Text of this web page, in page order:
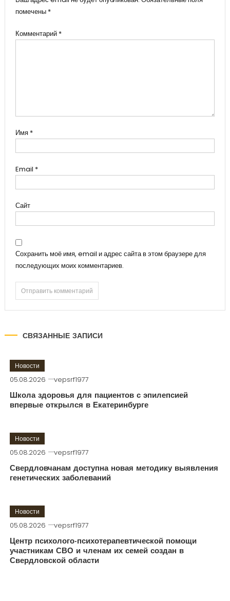
помечены *
Комментарий *
Имя *
Email *
Сайт
Сохранить моё имя, email и адрес сайта в этом браузере для
последующих моих комментариев.
СВЯЗАННЫЕ ЗАПИСИ
Новости
05.08.2026 vepsrf1977
Школа здоровья для пациентов с эпилепсией
впервые открылся в Екатеринбурге
Новости
05.08.2026 vepsrf1977
Свердловчанам доступна новая методику выявления
генетических заболеваний
Новости
05.08.2026 vepsrf1977
Центр психолого-психотерапевтической помощи
участникам СВО и членам их семей создан в
Свердловской области